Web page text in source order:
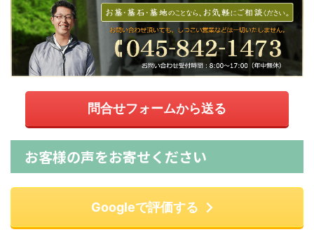
問合せフォームから送る
お客様の声をお寄せください
Googleで評価する